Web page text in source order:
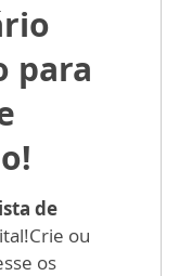
para
de
Crie ou
os